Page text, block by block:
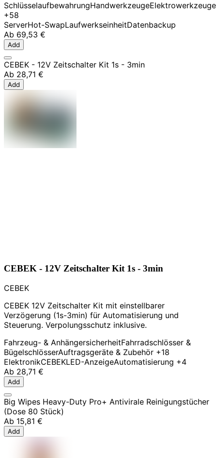
SchlüsselaufbewahrungHandwerkzeugeElektrowerkzeuge
+58
ServerHot-SwapLaufwerkseinheitDatenbackup
Ab 69,53 €
Add
CEBEK - 12V Zeitschalter Kit 1s - 3min
Ab 28,71 €
Add
CEBEK - 12V Zeitschalter Kit 1s - 3min
CEBEK
CEBEK 12V Zeitschalter Kit mit einstellbarer
Verzögerung (1s-3min) für Automatisierung und
Steuerung. Verpolungsschutz inklusive.
Fahrzeug- & AnhängersicherheitFahrradschlösser &
BügelschlösserAuftragsgeräte & Zubehör +18
ElektronikCEBEKLED-AnzeigeAutomatisierung +4
Ab 28,71 €
Add
Big Wipes Heavy-Duty Pro+ Antivirale Reinigungstücher
(Dose 80 Stück)
Ab 15,81 €
Add